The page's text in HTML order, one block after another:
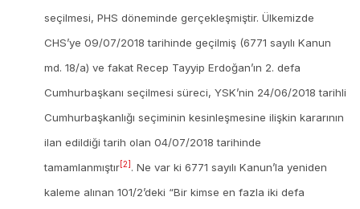
seçilmesi, PHS döneminde gerçekleşmiştir. Ülkemizde
CHS’ye 09/07/2018 tarihinde geçilmiş (6771 sayılı Kanun
md. 18/a) ve fakat Recep Tayyip Erdoğan’ın 2. defa
Cumhurbaşkanı seçilmesi süreci, YSK’nin 24/06/2018 tarihli
Cumhurbaşkanlığı seçiminin kesinleşmesine ilişkin kararının
ilan edildiği tarih olan 04/07/2018 tarihinde
tamamlanmıştır[2] . Ne var ki 6771 sayılı Kanun’la yeniden
kaleme alınan 101/2’deki “Bir kimse en fazla iki defa